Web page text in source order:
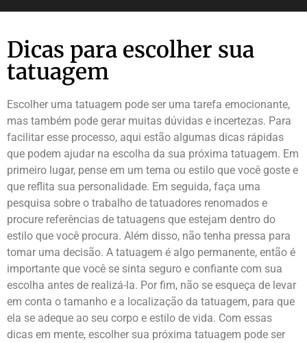
Dicas para escolher sua
tatuagem
Escolher uma tatuagem pode ser uma tarefa emocionante,
mas também pode gerar muitas dúvidas e incertezas. Para
facilitar esse processo, aqui estão algumas dicas rápidas
que podem ajudar na escolha da sua próxima tatuagem. Em
primeiro lugar, pense em um tema ou estilo que você goste e
que reflita sua personalidade. Em seguida, faça uma
pesquisa sobre o trabalho de tatuadores renomados e
procure referências de tatuagens que estejam dentro do
estilo que você procura. Além disso, não tenha pressa para
tomar uma decisão. A tatuagem é algo permanente, então é
importante que você se sinta seguro e confiante com sua
escolha antes de realizá-la. Por fim, não se esqueça de levar
em conta o tamanho e a localização da tatuagem, para que
ela se adeque ao seu corpo e estilo de vida. Com essas
dicas em mente, escolher sua próxima tatuagem pode ser